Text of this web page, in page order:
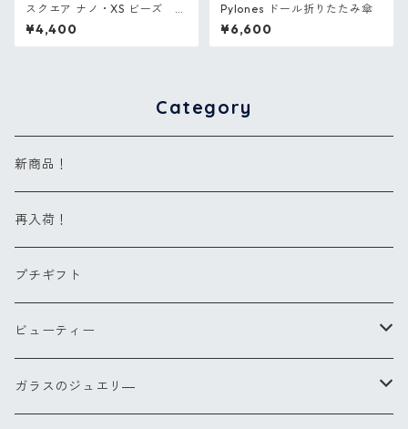
スクエア ナノ・XS ビーズ P
ylones フランス ガラスのリン
グ
¥4,400
Pylones ドール折りたたみ傘
¥6,600
Category
新商品！
再入荷！
プチギフト
ビューティー
ヘアブラシ
ガラスのジュエリ―